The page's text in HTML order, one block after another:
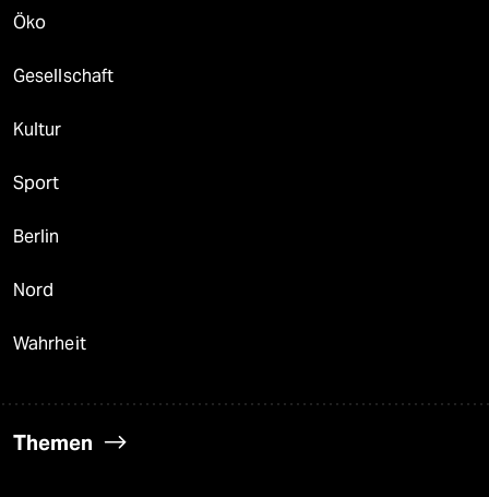
Öko
Gesellschaft
Kultur
Sport
Berlin
Nord
Wahrheit
Themen